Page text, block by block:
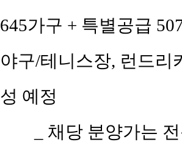
645가구 + 특별공급
야구/테니스장, 런드리
성 예정
_ 채당 분양가는